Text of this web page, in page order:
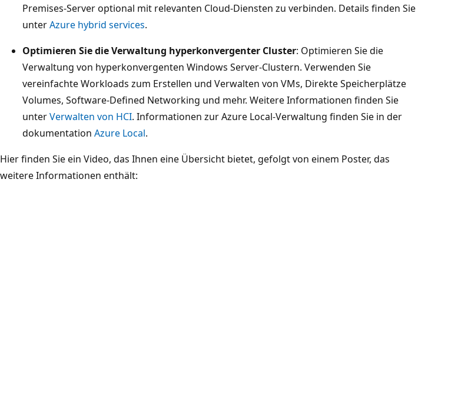
Premises-Server optional mit relevanten Cloud-Diensten zu verbinden. Details finden Sie
unterAzure hybrid services.
Optimieren Sie die Verwaltung hyperkonvergenter Cluster: Optimieren Sie die
Verwaltung von hyperkonvergenten Windows Server-Clustern. Verwenden Sie
vereinfachte Workloads zum Erstellen und Verwalten von VMs, Direkte Speicherplätze
Volumes, Software-Defined Networking und mehr. Weitere Informationen finden Sie
unterVerwalten von HCI. Informationen zur Azure Local-Verwaltung finden Sie in der
dokumentation Azure Local.
Hier finden Sie ein Video, das Ihnen eine Übersicht bietet, gefolgt von einem Poster, das
weitere Informationen enthält: